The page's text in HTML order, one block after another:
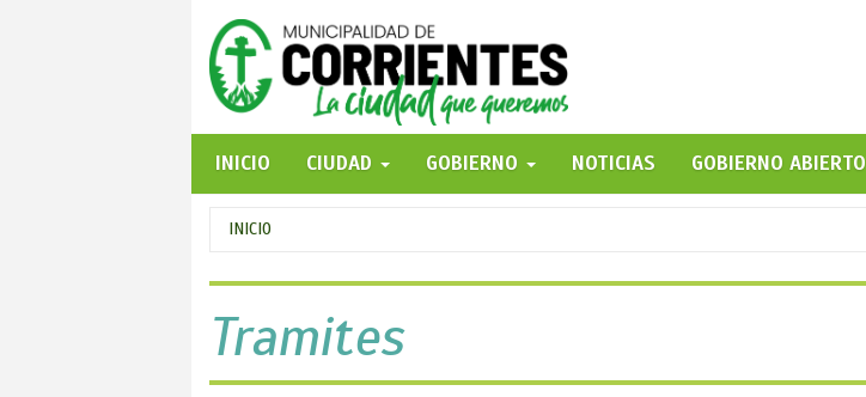
INICIO
CIUDAD GOBIERNO NOTICIAS GOBIERNO ABIERTO
Se
encuentra
usted
aquí
INICIO
Tramites